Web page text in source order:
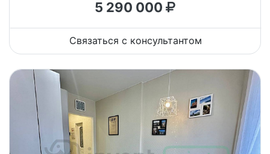
5 290 000
Связаться с консультантом